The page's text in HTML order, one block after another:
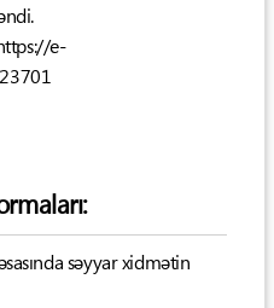
e-
səyyar xidmətin